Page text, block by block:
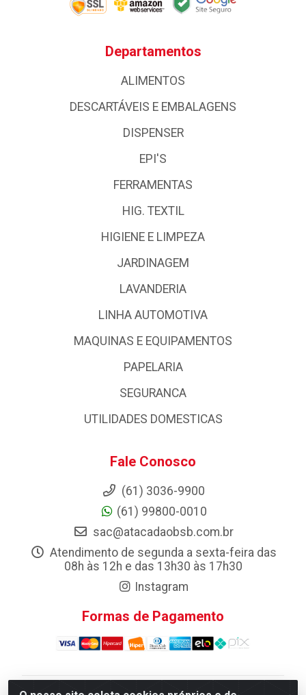
Departamentos
ALIMENTOS
DESCARTÁVEIS E EMBALAGENS
DISPENSER
EPI'S
FERRAMENTAS
HIG. TEXTIL
HIGIENE E LIMPEZA
JARDINAGEM
LAVANDERIA
LINHA AUTOMOTIVA
MAQUINAS E EQUIPAMENTOS
PAPELARIA
SEGURANCA
UTILIDADES DOMESTICAS
Fale Conosco
(61) 3036-9900
(61) 99800-0010
sac@atacadaobsb.com.br
Atendimento de segunda a sexta-feira das
08h às 12h e das 13h30 às 17h30
Instagram
Formas de Pagamento